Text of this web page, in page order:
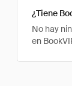
¿Tiene
No hay
en